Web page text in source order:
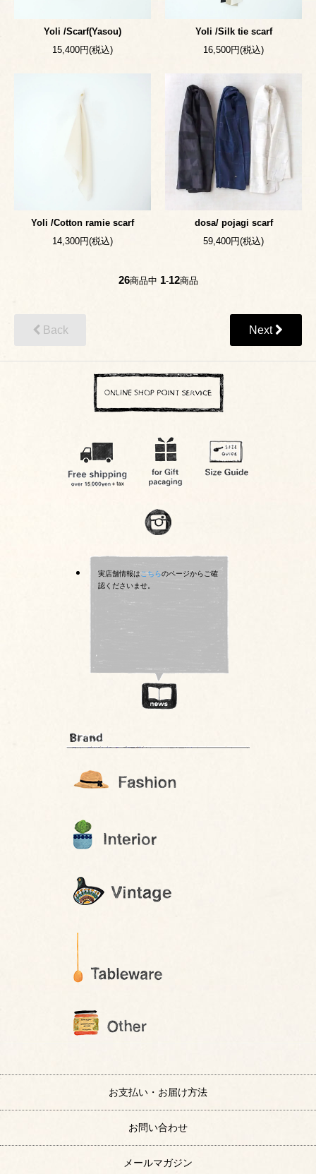
Yoli /Scarf(Yasou)
15,400円(税込)
Yoli /Silk tie scarf
16,500円(税込)
Yoli /Cotton ramie scarf
14,300円(税込)
dosa/ pojagi scarf
59,400円(税込)
26商品中 1-12商品
Back Next
実店舗情報はこちらのページからご確
認くださいませ。
お支払い・お届け方法
お問い合わせ
メールマガジン